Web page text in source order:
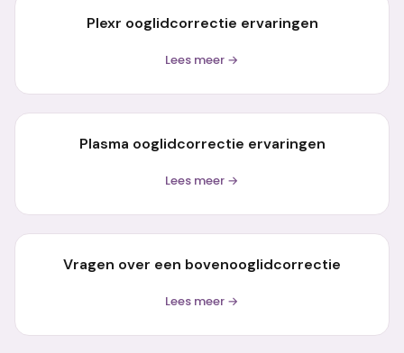
Plexr ooglidcorrectie ervaringen
Lees meer →
Plasma ooglidcorrectie ervaringen
Lees meer →
Vragen over een bovenooglidcorrectie
Lees meer →